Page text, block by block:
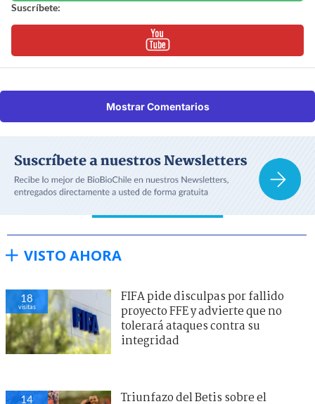
Suscríbete:
Mostrar Comentarios
VISTO AHORA
18
visitas
FIFA pide disculpas por fallido
proyecto FFE y advierte que no
tolerará ataques contra su
integridad
14
Triunfazo del Betis sobre el